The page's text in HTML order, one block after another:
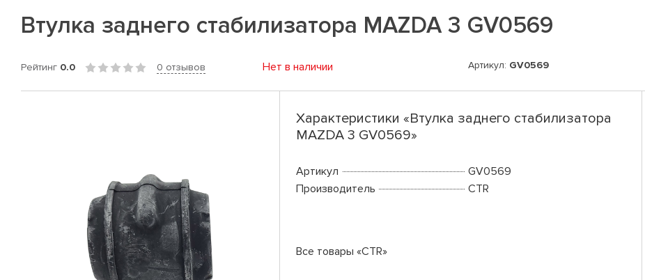
Втулка заднего стабилизатора MAZDA 3 GV0569
Рейтинг 0.0 0 отзывов Нет в наличии Артикул: GV0569
Характеристики «Втулка заднего стабилизатора
MAZDA 3 GV0569»
Артикул
GV0569
Производитель
CTR
Все товары «CTR»